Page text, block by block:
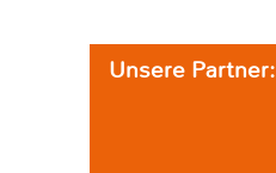
Unsere Partner: